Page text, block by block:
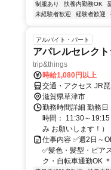
制服あり 扶養内勤務OK
未経験者歓迎
経験者歓迎
アルバイト・パート
アパレルセレク
trip&things
時給1,080円以上
交通・アクセス JR
滋賀県草津市
勤務時間詳細 勤務
時間： 11:30～
み お願いします！）
仕事内容 ✅週2日～
✅髪色・髪型・ピア
ク・自転車通勤OK ＊